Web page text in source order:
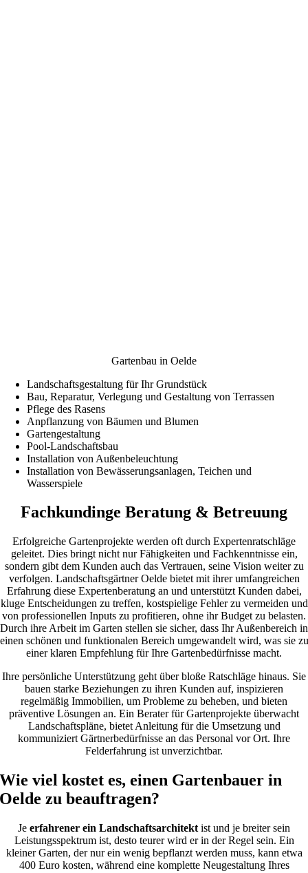
Gartenbau in Oelde
Landschaftsgestaltung für Ihr Grundstück
Bau, Reparatur, Verlegung und Gestaltung von Terrassen
Pflege des Rasens
Anpflanzung von Bäumen und Blumen
Gartengestaltung
Pool-Landschaftsbau
Installation von Außenbeleuchtung
Installation von Bewässerungsanlagen, Teichen und
Wasserspiele
Fachkundinge Beratung & Betreuung
Erfolgreiche Gartenprojekte werden oft durch Expertenratschläge
geleitet. Dies bringt nicht nur Fähigkeiten und Fachkenntnisse ein,
sondern gibt dem Kunden auch das Vertrauen, seine Vision weiter zu
verfolgen. Landschaftsgärtner Oelde bietet mit ihrer umfangreichen
Erfahrung diese Expertenberatung an und unterstützt Kunden dabei,
kluge Entscheidungen zu treffen, kostspielige Fehler zu vermeiden und
von professionellen Inputs zu profitieren, ohne ihr Budget zu belasten.
Durch ihre Arbeit im Garten stellen sie sicher, dass Ihr Außenbereich in
einen schönen und funktionalen Bereich umgewandelt wird, was sie zu
einer klaren Empfehlung für Ihre Gartenbedürfnisse macht.
Ihre persönliche Unterstützung geht über bloße Ratschläge hinaus. Sie
bauen starke Beziehungen zu ihren Kunden auf, inspizieren
regelmäßig Immobilien, um Probleme zu beheben, und bieten
präventive Lösungen an. Ein Berater für Gartenprojekte überwacht
Landschaftspläne, bietet Anleitung für die Umsetzung und
kommuniziert Gärtnerbedürfnisse an das Personal vor Ort. Ihre
Felderfahrung ist unverzichtbar.
Wie viel kostet es, einen Gartenbauer in
Oelde zu beauftragen?
Je erfahrener ein Landschaftsarchitekt ist und je breiter sein
Leistungsspektrum ist, desto teurer wird er in der Regel sein. Ein
kleiner Garten, der nur ein wenig bepflanzt werden muss, kann etwa
400 Euro kosten, während eine komplette Neugestaltung Ihres